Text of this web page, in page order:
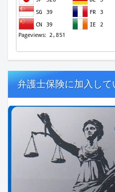
弁護士保険に加入して